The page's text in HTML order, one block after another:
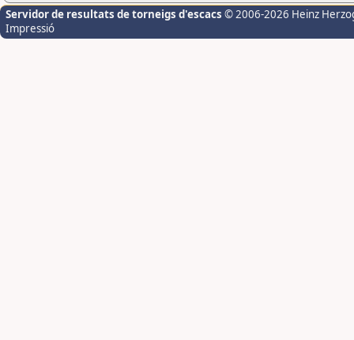
Servidor de resultats de torneigs d'escacs © 2006-2026 Heinz
Impressió